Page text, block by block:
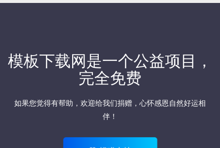
模板下载网是一个公益项目，
完全免费
如果您觉得有帮助，欢迎给我们捐赠 ，心怀感恩自然好运相
伴！